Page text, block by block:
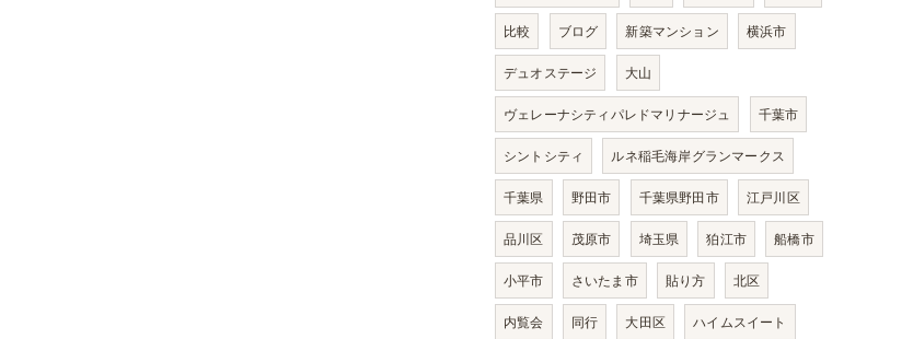
比較 ブログ 新築マンション 横浜市
デュオステージ 大山
ヴェレーナシティパレドマリナージュ 千葉市
シントシティ ルネ稲毛海岸グランマークス
千葉県 野田市 千葉県野田市 江戸川区
品川区 茂原市 埼玉県 狛江市 船橋市
小平市 さいたま市 貼り方 北区
内覧会 同行 大田区 ハイムスイート